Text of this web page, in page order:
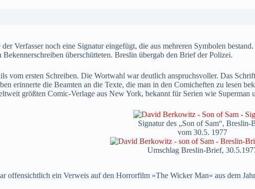
Verfasser noch eine Signatur eingefügt, die aus mehreren Symbolen
überschütteten. Breslin übergab den Brief der Polizei.
vom ersten Schreiben. Die Wortwahl war deutlich anspruchsvoller. Das
erinnerte die Beamten an die Texte, die man in den Comicheften zu lesen
größten Comic-Verlage aus New York, bekannt für Serien wie Superman
Signatur des „Son of Sam“, Breslin-
vom 30.5. 1977
Umschlag Breslin-Brief,
offensichtlich ein Verweis auf den Horrorfilm »The Wicker Man« aus dem